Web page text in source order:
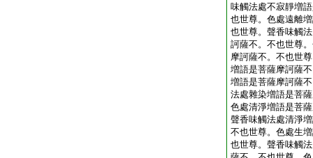
味觸法處不寂靜増
也世尊。色處遠離
也世尊。聲香味觸
訶薩不。不也世尊
摩訶薩不。不也世
増語是菩薩摩訶薩
増語是菩薩摩訶薩
法處雜染増語是菩
色處清淨増語是菩
聲香味觸法處清淨
不也世尊。色處生
也世尊。聲香味觸